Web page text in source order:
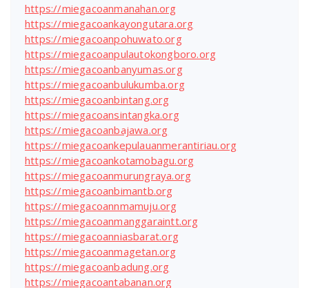
https://miegacoanmanahan.org
https://miegacoankayongutara.org
https://miegacoanpohuwato.org
https://miegacoanpulautokongboro.org
https://miegacoanbanyumas.org
https://miegacoanbulukumba.org
https://miegacoanbintang.org
https://miegacoansintangka.org
https://miegacoanbajawa.org
https://miegacoankepulauanmerantiriau.org
https://miegacoankotamobagu.org
https://miegacoanmurungraya.org
https://miegacoanbimantb.org
https://miegacoannmamuju.org
https://miegacoanmanggaraintt.org
https://miegacoanniasbarat.org
https://miegacoanmagetan.org
https://miegacoanbadung.org
https://miegacoantabanan.org